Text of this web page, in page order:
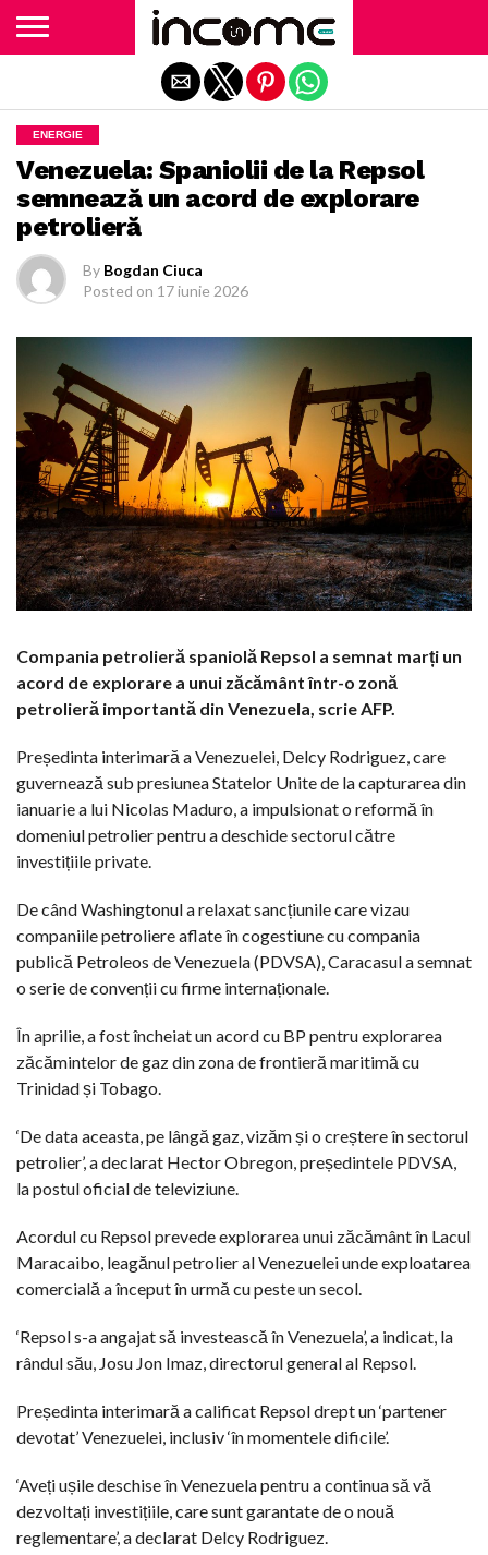
ENERGIE
Venezuela: Spaniolii de la Repsol
semnează un acord de explorare
petrolieră
By Bogdan Ciuca
Posted on 17 iunie 2026
Compania petrolieră spaniolă Repsol a semnat marți un
acord de explorare a unui zăcământ într-o zonă
petrolieră importantă din Venezuela, scrie AFP.
Președinta interimară a Venezuelei, Delcy Rodriguez, care
guvernează sub presiunea Statelor Unite de la capturarea din
ianuarie a lui Nicolas Maduro, a impulsionat o reformă în
domeniul petrolier pentru a deschide sectorul către
investițiile private.
De când Washingtonul a relaxat sancțiunile care vizau
companiile petroliere aflate în cogestiune cu compania
publică Petroleos de Venezuela (PDVSA), Caracasul a semnat
o serie de convenții cu firme internaționale.
În aprilie, a fost încheiat un acord cu BP pentru explorarea
zăcămintelor de gaz din zona de frontieră maritimă cu
Trinidad și Tobago.
‘De data aceasta, pe lângă gaz, vizăm și o creștere în sectorul
petrolier’, a declarat Hector Obregon, președintele PDVSA,
la postul oficial de televiziune.
Acordul cu Repsol prevede explorarea unui zăcământ în Lacul
Maracaibo, leagănul petrolier al Venezuelei unde exploatarea
comercială a început în urmă cu peste un secol.
‘Repsol s-a angajat să investească în Venezuela’, a indicat, la
rândul său, Josu Jon Imaz, directorul general al Repsol.
Președinta interimară a calificat Repsol drept un ‘partener
devotat’ Venezuelei, inclusiv ‘în momentele dificile’.
‘Aveți ușile deschise în Venezuela pentru a continua să vă
dezvoltați investițiile, care sunt garantate de o nouă
reglementare’, a declarat Delcy Rodriguez.
Exit mobile version